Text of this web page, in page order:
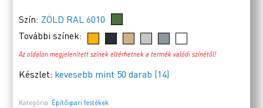
Szín: ZÖLD RAL 6010
További színek:
Az oldalon megjelenített színek eltérhetnek a termék valódi színétől!
Készlet: kevesebb mint 50 darab (14)
Kategória: Építőipari festékek